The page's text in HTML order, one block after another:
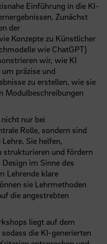
Einführung in die KI-
Zunächst
der
Konzepte zu Künstlicher
wie ChatGPT)
wir, wie KI
präzise und
zu erstellen, wie sie
Modulbeschreibungen
nur bei
Rolle, sondern sind
Sie helfen,
strukturieren und fördern
im Sinne des
Lehrende klare
sie Lehrmethoden
die angestrebten
liegt auf dem
die KI-generierten